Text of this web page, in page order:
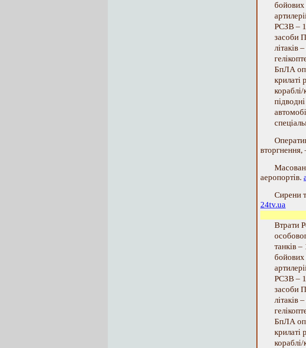
РСЗВ –
засоби
літаків
БпЛА
крилаті
аеропортів.
Сирени
24tv.ua
Втрати
танків
РСЗВ –
засоби
літаків –
БпЛА
крилаті